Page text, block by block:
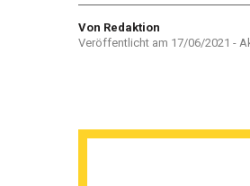
Autor
Von Redaktion
Veröffentlicht am 17/06/2021 -